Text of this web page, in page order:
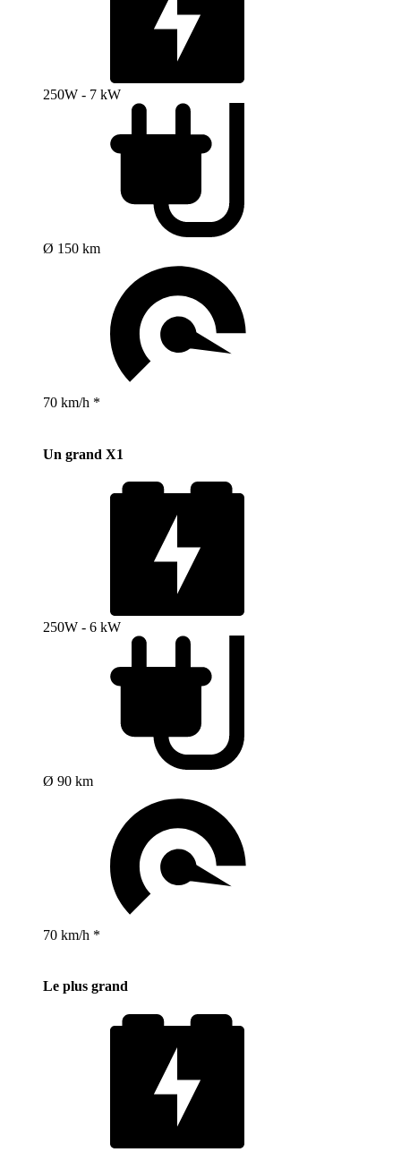
250W - 7 kW
Ø 150 km
70 km/h *
Un grand X1
250W - 6 kW
Ø 90 km
70 km/h *
Le plus grand